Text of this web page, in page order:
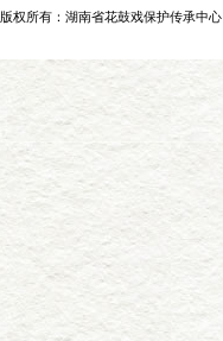
版权所有：湖南省花鼓戏保护传承中心